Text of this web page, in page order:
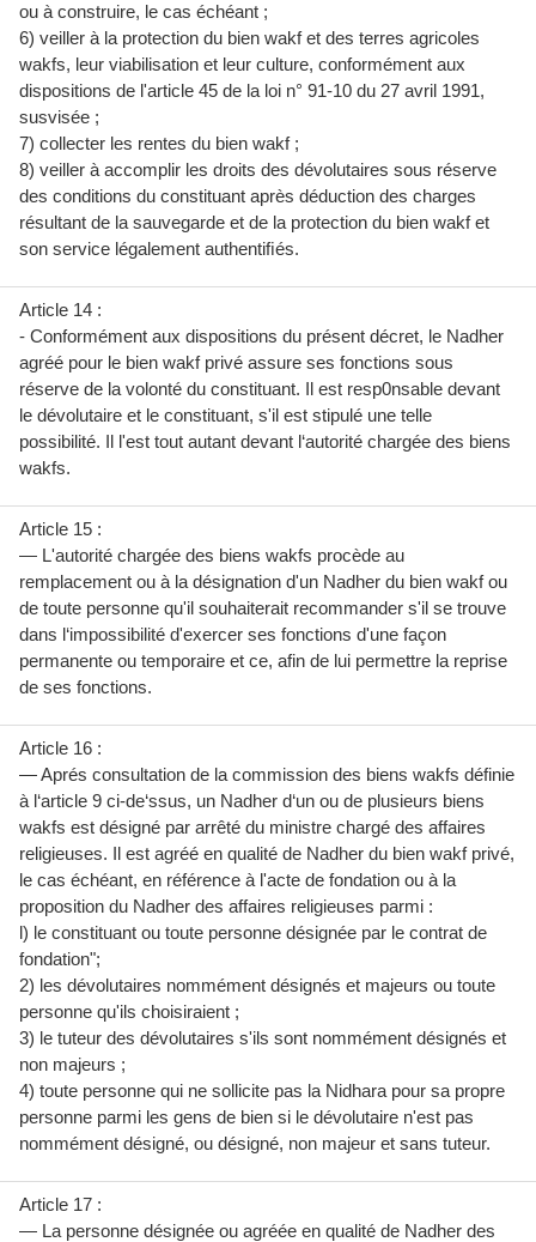
ou à construire, le cas échéant ;
6) veiller à la protection du bien wakf et des terres agricoles
wakfs, leur viabilisation et leur culture, conformément aux
dispositions de l'article 45 de la loi n° 91-10 du 27 avril 1991,
susvisée ;
7) collecter les rentes du bien wakf ;
8) veiller à accomplir les droits des dévolutaires sous réserve
des conditions du constituant après déduction des charges
résultant de la sauvegarde et de la protection du bien wakf et
son service légalement authentiﬁés.
Article 14 :
- Conformément aux dispositions du présent décret, le Nadher
agréé pour le bien wakf privé assure ses fonctions sous
réserve de la volonté du constituant. Il est resp0nsable devant
le dévolutaire et le constituant, s'il est stipulé une telle
possibilité. Il l'est tout autant devant l‘autorité chargée des biens
wakfs.
Article 15 :
— L'autorité chargée des biens wakfs procède au
remplacement ou à la désignation d'un Nadher du bien wakf ou
de toute personne qu'il souhaiterait recommander s'il se trouve
dans l‘impossibilité d'exercer ses fonctions d'une façon
permanente ou temporaire et ce, afin de lui permettre la reprise
de ses fonctions.
Article 16 :
— Aprés consultation de la commission des biens wakfs définie
à l‘article 9 ci-de‘ssus, un Nadher d‘un ou de plusieurs biens
wakfs est désigné par arrêté du ministre chargé des affaires
religieuses. Il est agréé en qualité de Nadher du bien wakf privé,
le cas échéant, en référence à l'acte de fondation ou à la
proposition du Nadher des affaires religieuses parmi :
l) le constituant ou toute personne désignée par le contrat de
fondation";
2) les dévolutaires nommément désignés et majeurs ou toute
personne qu'ils choisiraient ;
3) le tuteur des dévolutaires s'ils sont nommément désignés et
non majeurs ;
4) toute personne qui ne sollicite pas la Nidhara pour sa propre
personne parmi les gens de bien si le dévolutaire n'est pas
nommément désigné, ou désigné, non majeur et sans tuteur.
Article 17 :
— La personne désignée ou agréée en qualité de Nadher des